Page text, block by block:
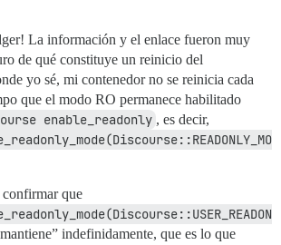
La información y el enlace fueron muy
de qué constituye un reinicio del
yo sé, mi contenedor no se reinicia cada
que el modo RO permanece habilitado
enable_readonly , es decir,
que
indefinidamente, que es lo que